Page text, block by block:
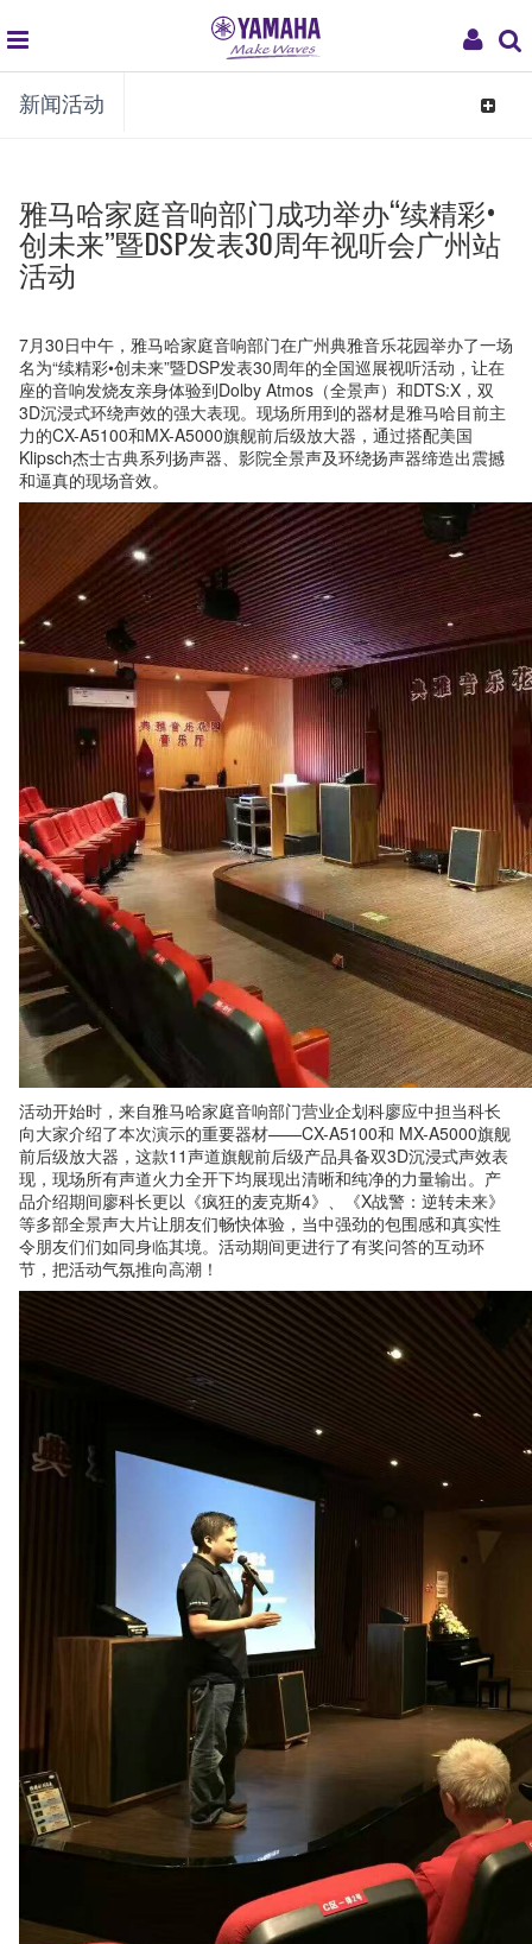
My
global
navigation
新闻活动
Toggle
雅马哈家庭音响部门成功举办“续精彩•
创未来”暨DSP发表30周年视听会广州站
活动
7月30日中午，雅马哈家庭音响部门在广州典雅音乐花园举办了一场
名为“续精彩•创未来”暨DSP发表30周年的全国巡展视听活动，让在
座的音响发烧友亲身体验到Dolby Atmos（全景声）和DTS:X，双
3D沉浸式环绕声效的强大表现。现场所用到的器材是雅马哈目前主
力的CX-A5100和MX-A5000旗舰前后级放大器，通过搭配美国
Klipsch杰士古典系列扬声器、影院全景声及环绕扬声器缔造出震撼
和逼真的现场音效。
活动开始时，来自雅马哈家庭音响部门营业企划科廖应中担当科长
向大家介绍了本次演示的重要器材——CX-A5100和 MX-A5000旗舰
前后级放大器，这款11声道旗舰前后级产品具备双3D沉浸式声效表
现，现场所有声道火力全开下均展现出清晰和纯净的力量输出。产
品介绍期间廖科长更以《疯狂的麦克斯4》、《X战警：逆转未来》
等多部全景声大片让朋友们畅快体验，当中强劲的包围感和真实性
令朋友们们如同身临其境。活动期间更进行了有奖问答的互动环
节，把活动气氛推向高潮！